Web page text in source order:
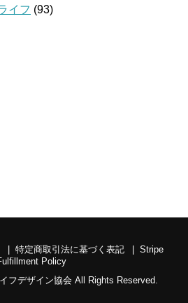
イフ (93)
特定商取引法に基づく表記
Stripe
Policy
フデザイン協会 All Rights Reserved.